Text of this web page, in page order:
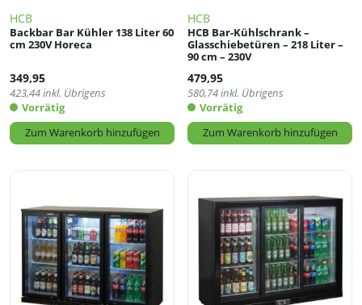
HCB
Backbar Bar Kühler 138 Liter 60
cm 230V Horeca
349,95
423,44inkl. Übrigens
Vorrätig
Zum Warenkorb hinzufügen
HCB
HCB Bar-Kühlschrank –
Glasschiebetüren – 218 Liter –
90 cm – 230V
479,95
580,74inkl. Übrigens
Vorrätig
Zum Warenkorb hinzufügen